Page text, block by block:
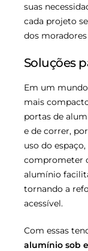
suas
cada projeto
dos
Soluções
Em um mundo
mais
portas de
e de correr,
uso do
comprometer
alumínio
tornando a
acessível.
Com essas
alumínio sob